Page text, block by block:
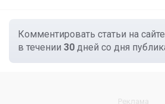
Комментировать статьи на
в течении 30 дней со дня